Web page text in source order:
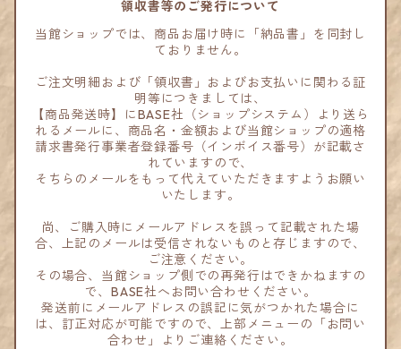
領収書等のご発行について
当館ショップでは、商品お届け時に「納品書」を同封し
ておりません。
ご注文明細および「領収書」およびお支払いに関わる証
明等につきましては、
【商品発送時】にBASE社（ショップシステム）より送ら
れるメールに、商品名・金額および当館ショップの適格
請求書発行事業者登録番号（インボイス番号）が記載さ
れていますので、
そちらのメールをもって代えていただきますようお願い
いたします。
尚、ご購入時にメールアドレスを誤って記載された場
合、上記のメールは受信されないものと存じますので、
ご注意ください。
その場合、当館ショップ側での再発行はできかねますの
で、BASE社へお問い合わせください。
発送前にメールアドレスの誤記に気がつかれた場合に
は、訂正対応が可能ですので、上部メニューの「お問い
合わせ」よりご連絡ください。